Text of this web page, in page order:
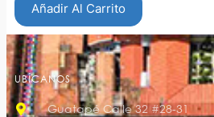
Añadir Al Carrito
UBÍCANOS
Guatapé Calle 32 #28-31